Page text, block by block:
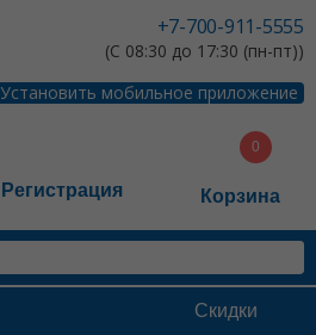
+7-700-911-5555
(С 08:30 до 17:30 (пн-пт))
Установить мобильное приложение
Регистрация Корзина
Скидки